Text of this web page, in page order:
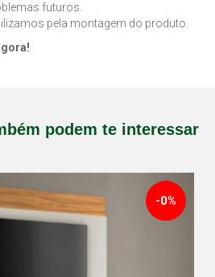
futuros.
pela montagem do produto.
podem te interessar
-0%